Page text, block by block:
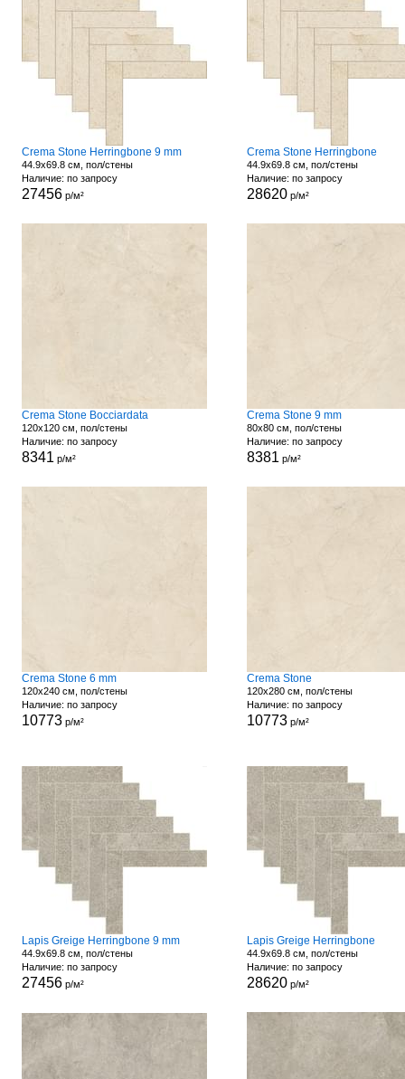
Crema Stone Herringbone 9 mm
44.9x69.8 см, пол/стены
Наличие: по запросу
27456р/м²
Crema Stone Herringbone
44.9x69.8 см, пол/стены
Наличие: по запросу
28620р/м²
Crema Stone Bocciardata
120x120 см, пол/стены
Наличие: по запросу
8341 р/м²
Crema Stone 9 mm
80x80 см, пол/стены
Наличие: по запросу
8381 р/м²
Crema Stone 6 mm
120x240 см, пол/стены
Наличие: по запросу
10773р/м²
Crema Stone
120x280 см, пол/стены
Наличие: по запросу
10773р/м²
Lapis Greige Herringbone 9 mm
44.9x69.8 см, пол/стены
Наличие: по запросу
27456р/м²
Lapis Greige Herringbone
44.9x69.8 см, пол/стены
Наличие: по запросу
28620р/м²